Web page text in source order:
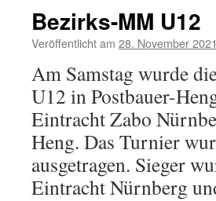
Bezirks-MM U12
Veröffentlicht am 28. November 2021
Am Samstag wurde
U12 in Postbauer-
Eintracht Zabo
Heng. Das Turnier
ausgetragen. Sieger
Eintracht Nürnberg